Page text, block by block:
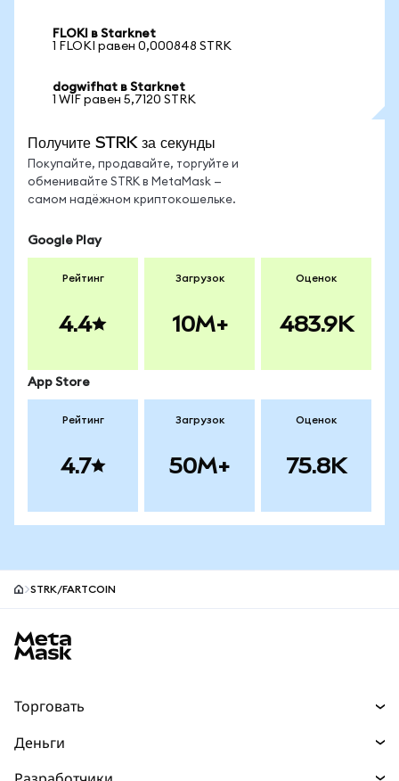
FLOKI в Starknet
1 FLOKI равен 0,000848 STRK
dogwifhat в Starknet
1 WIF равен 5,7120 STRK
Получите STRK за секунды
Покупайте, продавайте, торгуйте и
обменивайте STRK в MetaMask —
самом надёжном криптокошельке.
Google Play
Рейтинг
4.4
Загрузок
10M+
Оценок
483.9K
App Store
Рейтинг
4.7
Загрузок
50M+
Оценок
75.8K
STRK/FARTCOIN
Торговать
Деньги